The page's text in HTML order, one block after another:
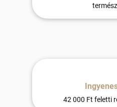
42 000 Ft feletti